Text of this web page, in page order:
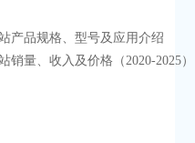
电站产品规格、型号及应用介绍
电站销量、收入及价格（2020-2025）